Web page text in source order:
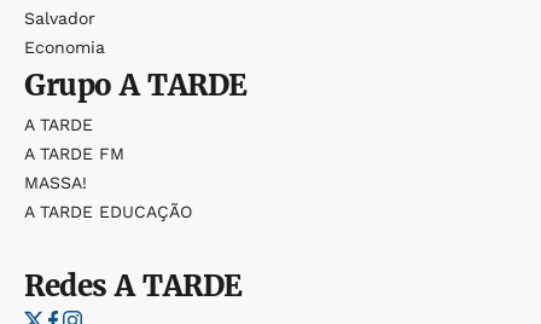
Salvador
Economia
GrupoA TARDE
A TARDE
A TARDE FM
MASSA!
A TARDE EDUCAÇÃO
RedesA TARDE